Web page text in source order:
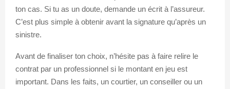
ton cas. Si tu as un doute, demande un écrit à l’assureur.
C’est plus simple à obtenir avant la signature qu’après un
sinistre.
Avant de finaliser ton choix, n’hésite pas à faire relire le
contrat par un professionnel si le montant en jeu est
important. Dans les faits, un courtier, un conseiller ou un